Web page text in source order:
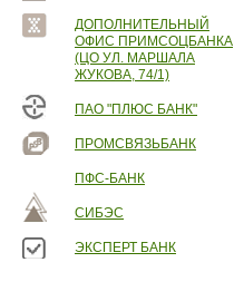
ДОПОЛНИТЕЛЬНЫЙ
ОФИС ПРИМСОЦБАНКА
(ЦО УЛ. МАРШАЛА
ЖУКОВА, 74/1)
ПАО "ПЛЮС БАНК"
ПРОМСВЯЗЬБАНК
ПФС-БАНК
СИБЭС
ЭКСПЕРТ БАНК